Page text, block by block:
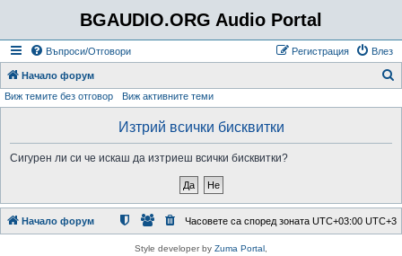
BGAUDIO.ORG Audio Portal
Въпроси/Отговори Влез
Регистрация
Начало форум
е
Виж темите без отговор Виж активните теми
Изтрий всички бисквитки
Сигурен ли си че искаш да изтриеш всички бисквитки?
Начало форум Часовете са според зоната UTC+03:00 UTC+3
Style developer by Zuma Portal